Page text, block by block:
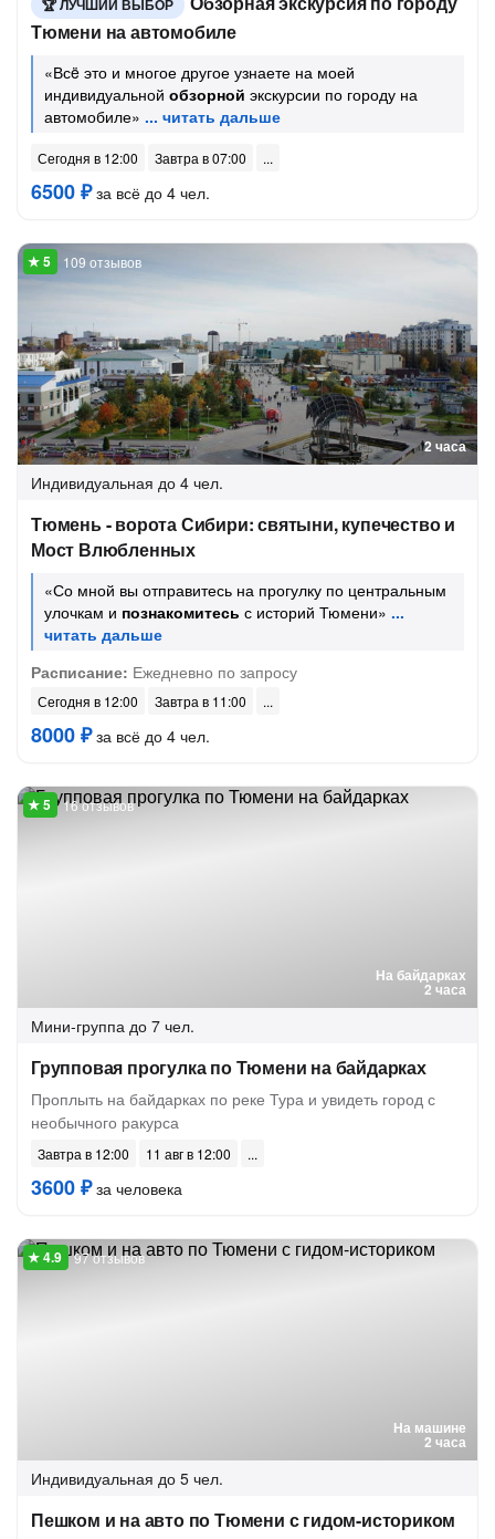
ЛУЧШИЙ ВЫБОР
Тюмени на автомобиле
«Всë это и многое другое узнаете на моей
индивидуальной обзорной экскурсии по городу на
автомобиле»
Сегодня в 12:00 Завтра в 07:00
6500 ₽за всё до 4 чел.
2 часа
109 отзывов
Индивидуальная до 4 чел.
Тюмень - ворота Сибири: святыни, купечество и
Мост Влюбленных
«Со мной вы отправитесь на прогулку по центральным
улочкам и познакомитесь с историй Тюмени»
Расписание: Ежедневно по запросу
Сегодня в 12:00 Завтра в 11:00
8000 ₽за всё до 4 чел.
На байдарках
2 часа
16 отзывов
Мини-группа до 7 чел.
Групповая прогулка по Тюмени на байдарках
Проплыть на байдарках по реке Тура и увидеть город с
необычного ракурса
Завтра в 12:00 11 авг в 12:00
3600 ₽за человека
На машине
2 часа
97 отзывов
Индивидуальная до 5 чел.
Пешком и на авто по Тюмени с гидом-историком